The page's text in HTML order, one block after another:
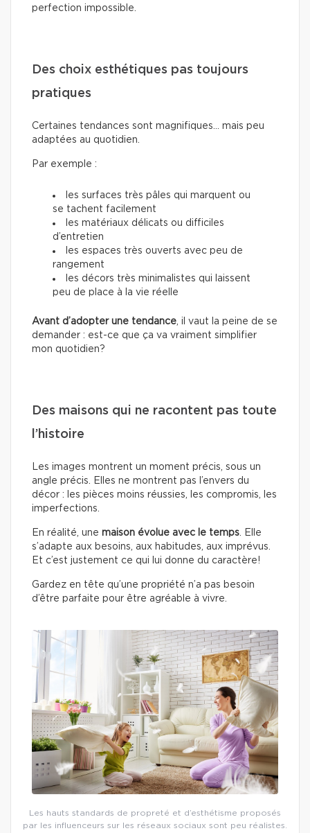
perfection impossible.
Des choix esthétiques pas toujours
pratiques
Certaines tendances sont magnifiques… mais peu
adaptées au quotidien.
Par exemple :
les surfaces très pâles qui marquent ou
se tachent facilement
les matériaux délicats ou difficiles
d’entretien
les espaces très ouverts avec peu de
rangement
les décors très minimalistes qui laissent
peu de place à la vie réelle
Avant d’adopter une tendance , il vaut la peine de se
demander : est-ce que ça va vraiment simplifier
mon quotidien?
Des maisons qui ne racontent pas toute
l’histoire
Les images montrent un moment précis, sous un
angle précis. Elles ne montrent pas l’envers du
décor : les pièces moins réussies, les compromis, les
imperfections.
En réalité, une maison évolue avec le temps . Elle
s’adapte aux besoins, aux habitudes, aux imprévus.
Et c’est justement ce qui lui donne du caractère!
Gardez en tête qu’une propriété n’a pas besoin
d’être parfaite pour être agréable à vivre.
Les hauts standards de propreté et d’esthétisme proposés
par les influenceurs sur les réseaux sociaux sont peu réalistes.